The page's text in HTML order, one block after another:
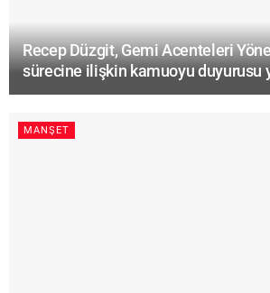
Recep Düzgit, Gemi Acenteleri
sürecine ilişkin kamuoyu duyurusu
MANŞET